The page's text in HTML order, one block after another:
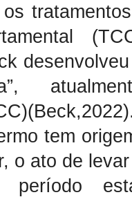
tem
o ato de